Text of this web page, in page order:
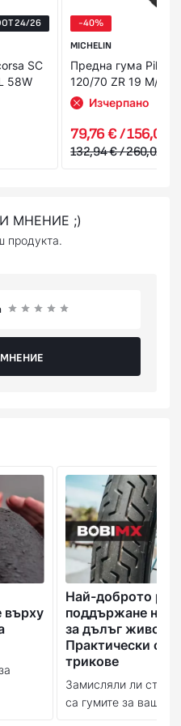
иновативни
silica в комбинация с
и полимери, които да
което от своя
качества на гумата.
ТЕМПЕРАТУРА
ВСЯКАКВИ УСЛОВИЯ
ЗАВОЙ
24/26
SC
58W
-40%
MICHELIN
Предна гума Pilot
120/70 ZR 19 M/C
Изчерпано
79,76 € / 156,00
132,94 € / 260,01 лв.
МНЕНИЕ ;)
продукта.
върху
Най-доброто
поддържане на
за дълъг живот:
Практически
трикове
Замисляли ли сте
са гумите за вашия